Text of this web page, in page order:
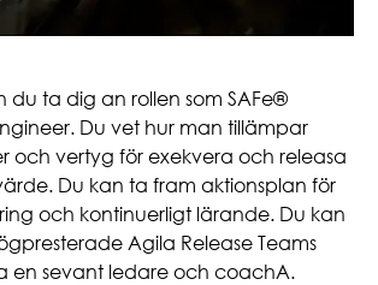
du ta dig an rollen som SAFe®
Du vet hur man tillämpar
och vertyg för exekvera och releasa
Du kan ta fram aktionsplan för
och kontinuerligt lärande. Du kan
Agila Release Teams
en sevant ledare och coachA.